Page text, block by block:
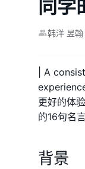
同学
韩洋 昱
| A
更好的体
的16句名言
背景